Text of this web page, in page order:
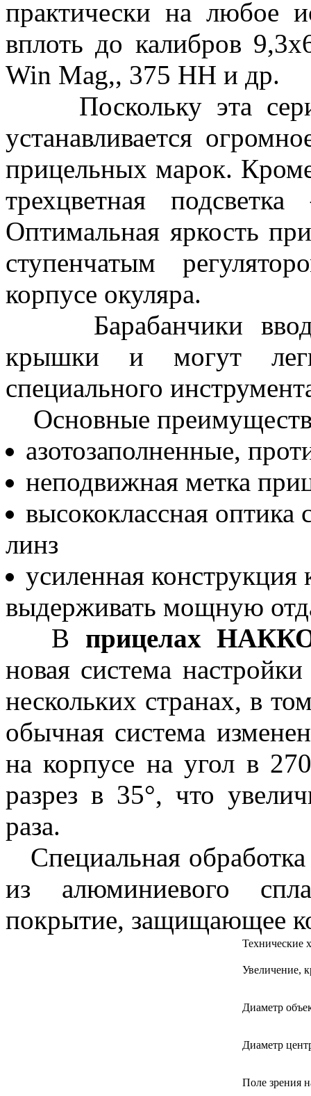
практически на любое
вплоть до калибров
Win Mag,, 375 HH и др.
Поскольку эта
устанавливается
прицельных марок.
трехцветная
Оптимальная яркость
ступенчатым
корпусе окуляра.
Барабанчики ввода
крышки и могут
специального
Основные
азотозаполненные,
неподвижная метка
высококлассная
линз
усиленная
выдерживать мощную
В прицелах
новая система
нескольких странах, в
обычная система
на корпусе на угол в
разрез в 35°, что
раза.
Специальная
из алюминиевого
покрытие, защищающее
Технические
Увеличение,
Диаметр
Диаметр
Поле зрения